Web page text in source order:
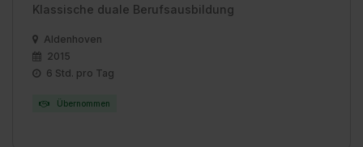
Klassische duale Berufsausbildung
Aldenhoven
2015
6 Std. pro Tag
Übernommen